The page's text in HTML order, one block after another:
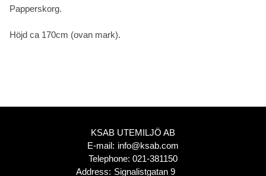
Papperskorg.
Höjd ca 170cm (ovan mark).
KSAB UTEMILJÖ AB
E-mail: info@ksab.com
Telephone: 021-381150
Address: Signalistgatan 9